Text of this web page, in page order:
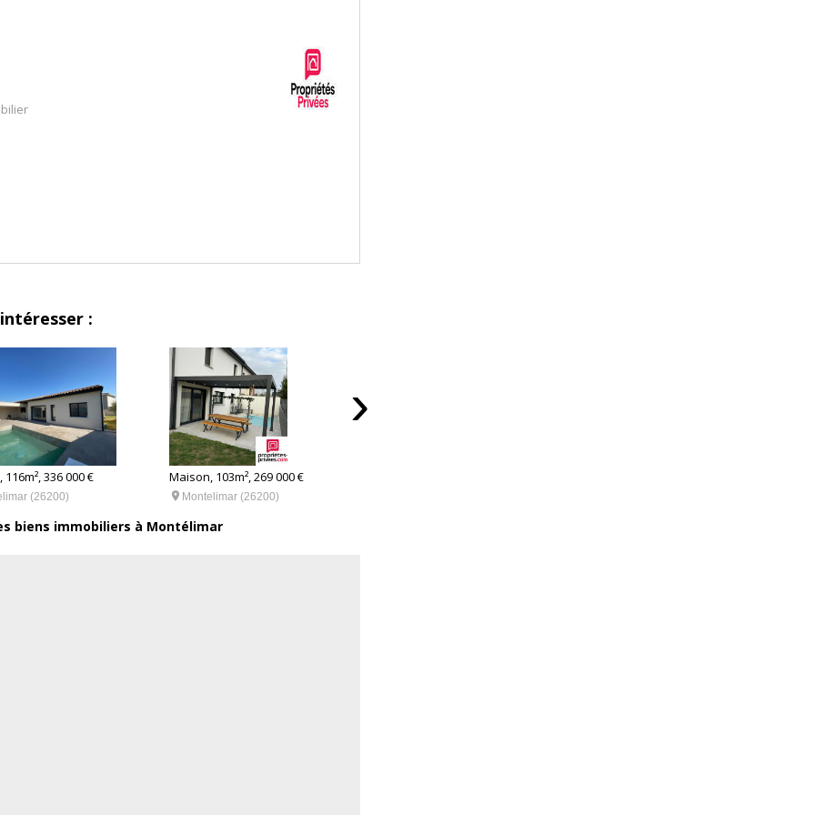
bien est exposé sont disponibles sur le site Géorisques :
:
336 000 €
(26200)
Maison, 103m², 269 000 €
 Montelimar (26200)
›
biens immobiliers à Montélimar